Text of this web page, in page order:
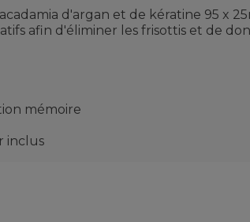
d'argan et de kératine 95 x
afin d'éliminer les frisottis et de
mémoire
inclus